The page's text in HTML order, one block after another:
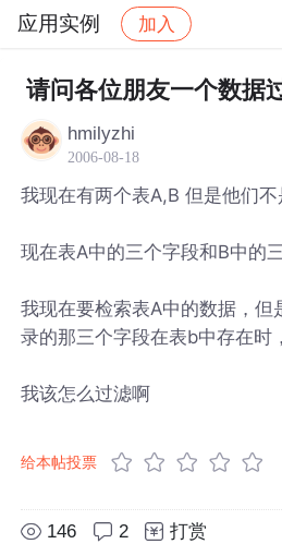
应用实例 加入
社区 应用实例 帖子详情
请问各位朋友一个数据
hmilyzhi
2006-08-18
我现在有两个表A,B 但是他们
现在表A中的三个字段和B中的
我现在要检索表A中的数据，但
录的那三个字段在表b中存在时
我该怎么过滤啊
给本帖投票
146 2 打赏